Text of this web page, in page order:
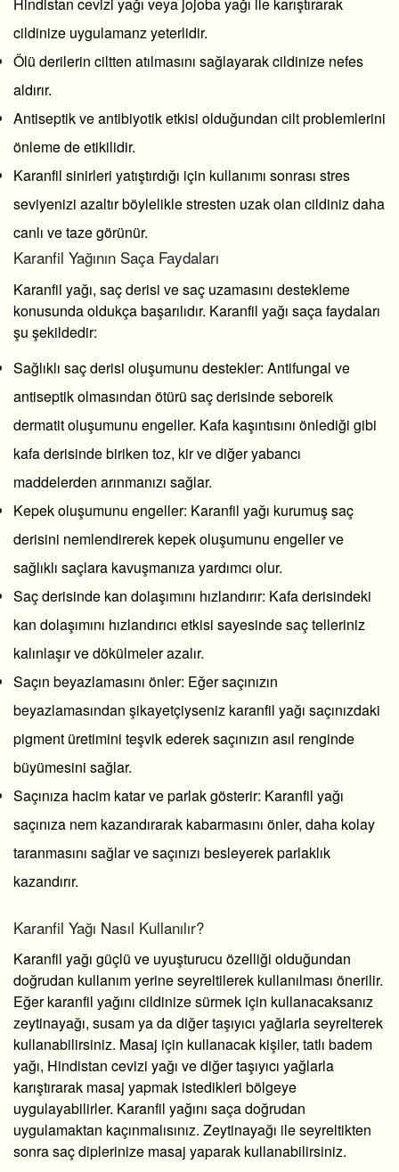
cildinize uygulamanz yeterlidir.
Ölü derilerin ciltten atılmasını sağlayarak cildinize nefes
aldırır.
Antiseptik ve antibiyotik etkisi olduğundan cilt problemlerini
önleme de etikilidir.
Karanfil sinirleri yatıştırdığı için kullanımı sonrası stres
seviyenizi azaltır böylelikle stresten uzak olan cildiniz daha
canlı ve taze görünür.
Karanfil Yağının Saça Faydaları
Karanfil yağı, saç derisi ve saç uzamasını destekleme
konusunda oldukça başarılıdır. Karanfil yağı saça faydaları
şu şekildedir:
Sağlıklı saç derisi oluşumunu destekler: Antifungal ve
antiseptik olmasından ötürü saç derisinde seboreik
dermatit oluşumunu engeller. Kafa kaşıntısını önlediği gibi
kafa derisinde biriken toz, kir ve diğer yabancı
maddelerden arınmanızı sağlar.
Kepek oluşumunu engeller: Karanfil yağı kurumuş saç
derisini nemlendirerek kepek oluşumunu engeller ve
sağlıklı saçlara kavuşmanıza yardımcı olur.
Saç derisinde kan dolaşımını hızlandırır: Kafa derisindeki
kan dolaşımını hızlandırıcı etkisi sayesinde saç telleriniz
kalınlaşır ve dökülmeler azalır.
Saçın beyazlamasını önler: Eğer saçınızın
beyazlamasından şikayetçiyseniz karanfil yağı saçınızdaki
pigment üretimini teşvik ederek saçınızın asıl renginde
büyümesini sağlar.
Saçınıza hacim katar ve parlak gösterir: Karanfil yağı
saçınıza nem kazandırarak kabarmasını önler, daha kolay
taranmasını sağlar ve saçınızı besleyerek parlaklık
kazandırır.
Karanfil Yağı Nasıl Kullanılır?
Karanfil yağı güçlü ve uyuşturucu özelliği olduğundan
doğrudan kullanım yerine seyreltilerek kullanılması önerilir.
Eğer karanfil yağını cildinize sürmek için kullanacaksanız
zeytinayağı, susam ya da diğer taşıyıcı yağlarla seyrelterek
kullanabilirsiniz. Masaj için kullanacak kişiler, tatlı badem
yağı, Hindistan cevizi yağı ve diğer taşıyıcı yağlarla
karıştırarak masaj yapmak istedikleri bölgeye
uygulayabilirler. Karanfil yağını saça doğrudan
uygulamaktan kaçınmalısınız. Zeytinayağı ile seyreltikten
sonra saç diplerinize masaj yaparak kullanabilirsiniz.